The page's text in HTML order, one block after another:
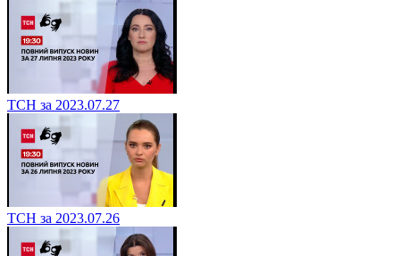
ТСН за 2023.07.27
ТСН за 2023.07.26